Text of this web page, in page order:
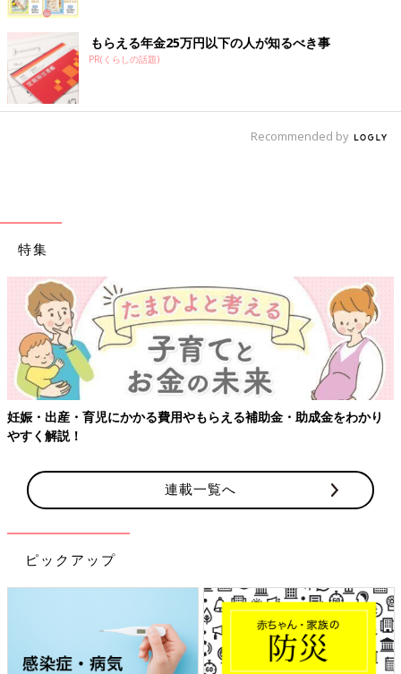
もらえる年金25万円以下の人が知るべき事
PR(くらしの話題)
Recommended by
特集
らえる補助金・助成金をわかり 【ワクチン接種できるものも】
連載一覧へ
ピックアップ